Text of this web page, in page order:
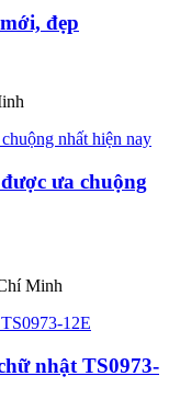
đẹp
ưa chuộng
Minh
nhật TS0973-